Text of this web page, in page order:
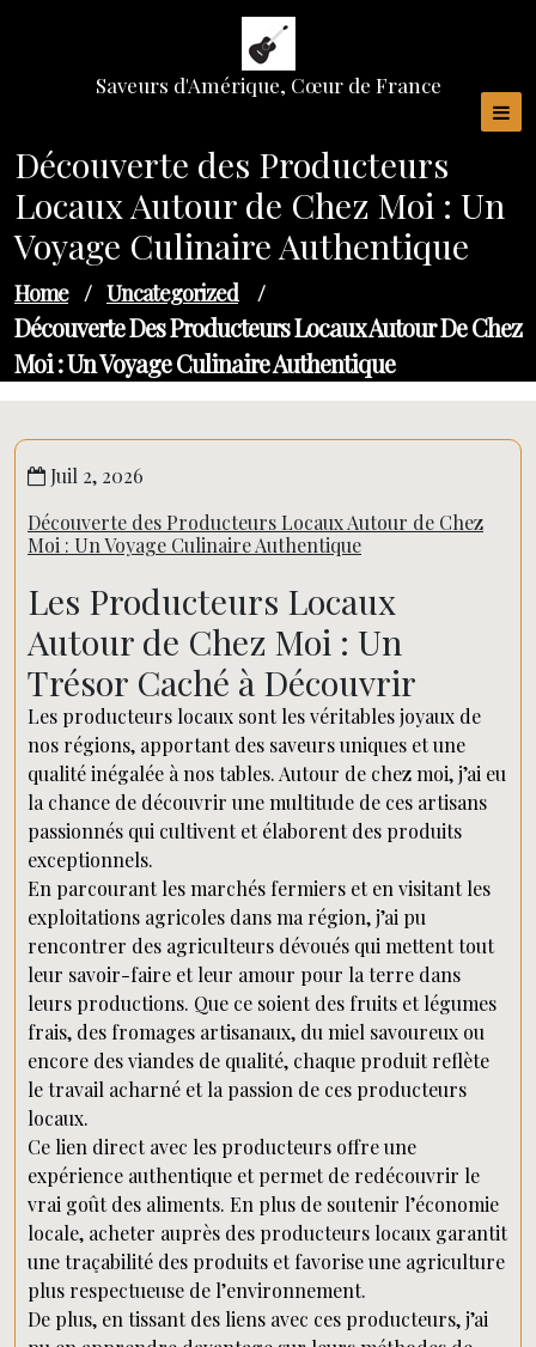
Saveurs d'Amérique, Cœur de France
Découverte des Producteurs
Locaux Autour de Chez Moi : Un
Voyage Culinaire Authentique
Home / Uncategorized /
Découverte Des Producteurs Locaux Autour De Chez
Moi : Un Voyage Culinaire Authentique
Juil 2, 2026
Découverte des Producteurs Locaux Autour de Chez
Moi : Un Voyage Culinaire Authentique
Les Producteurs Locaux
Autour de Chez Moi : Un
Trésor Caché à Découvrir
Les producteurs locaux sont les véritables joyaux de
nos régions, apportant des saveurs uniques et une
qualité inégalée à nos tables. Autour de chez moi, j’ai eu
la chance de découvrir une multitude de ces artisans
passionnés qui cultivent et élaborent des produits
exceptionnels.
En parcourant les marchés fermiers et en visitant les
exploitations agricoles dans ma région, j’ai pu
rencontrer des agriculteurs dévoués qui mettent tout
leur savoir-faire et leur amour pour la terre dans
leurs productions. Que ce soient des fruits et légumes
frais, des fromages artisanaux, du miel savoureux ou
encore des viandes de qualité, chaque produit reflète
le travail acharné et la passion de ces producteurs
locaux.
Ce lien direct avec les producteurs offre une
expérience authentique et permet de redécouvrir le
vrai goût des aliments. En plus de soutenir l’économie
locale, acheter auprès des producteurs locaux garantit
une traçabilité des produits et favorise une agriculture
plus respectueuse de l’environnement.
De plus, en tissant des liens avec ces producteurs, j’ai